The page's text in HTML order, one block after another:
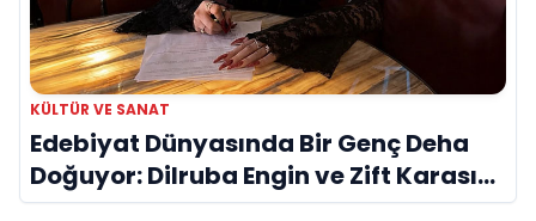
KÜLTÜR VE SANAT
Edebiyat Dünyasında Bir Genç Deha
Doğuyor: Dilruba Engin ve Zift Karası
Evreni ‘AVENOİR’